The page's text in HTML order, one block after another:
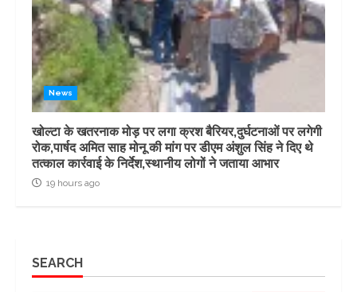
News
खोल्टा के खतरनाक मोड़ पर लगा क्रश बैरियर,दुर्घटनाओं पर लगेगी
रोक,पार्षद अमित साह मोनू की मांग पर डीएम अंशुल सिंह ने दिए थे
तत्काल कार्रवाई के निर्देश,स्थानीय लोगों ने जताया आभार
19 hours ago
SEARCH